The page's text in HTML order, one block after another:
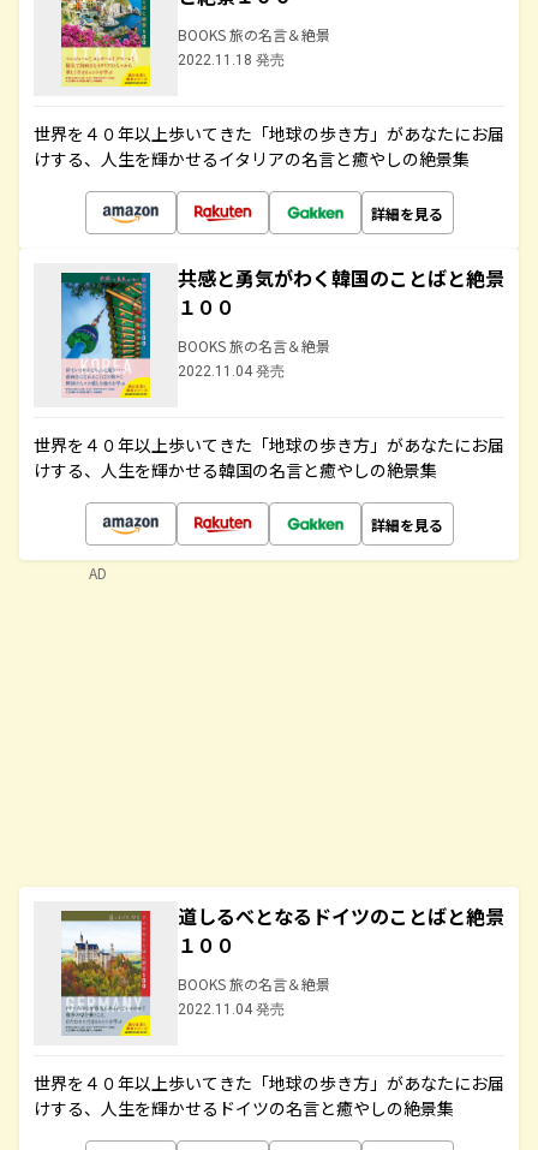
BOOKS 旅の名言＆絶景
2022.11.18 発売
世界を４０年以上歩いてきた「地球の歩き方」があなたにお届
けする、人生を輝かせるイタリアの名言と癒やしの絶景集
詳細を見る
共感と勇気がわく韓国のことばと絶景
１００
BOOKS 旅の名言＆絶景
2022.11.04 発売
世界を４０年以上歩いてきた「地球の歩き方」があなたにお届
けする、人生を輝かせる韓国の名言と癒やしの絶景集
詳細を見る
道しるべとなるドイツのことばと絶景
１００
BOOKS 旅の名言＆絶景
2022.11.04 発売
世界を４０年以上歩いてきた「地球の歩き方」があなたにお届
けする、人生を輝かせるドイツの名言と癒やしの絶景集
AD